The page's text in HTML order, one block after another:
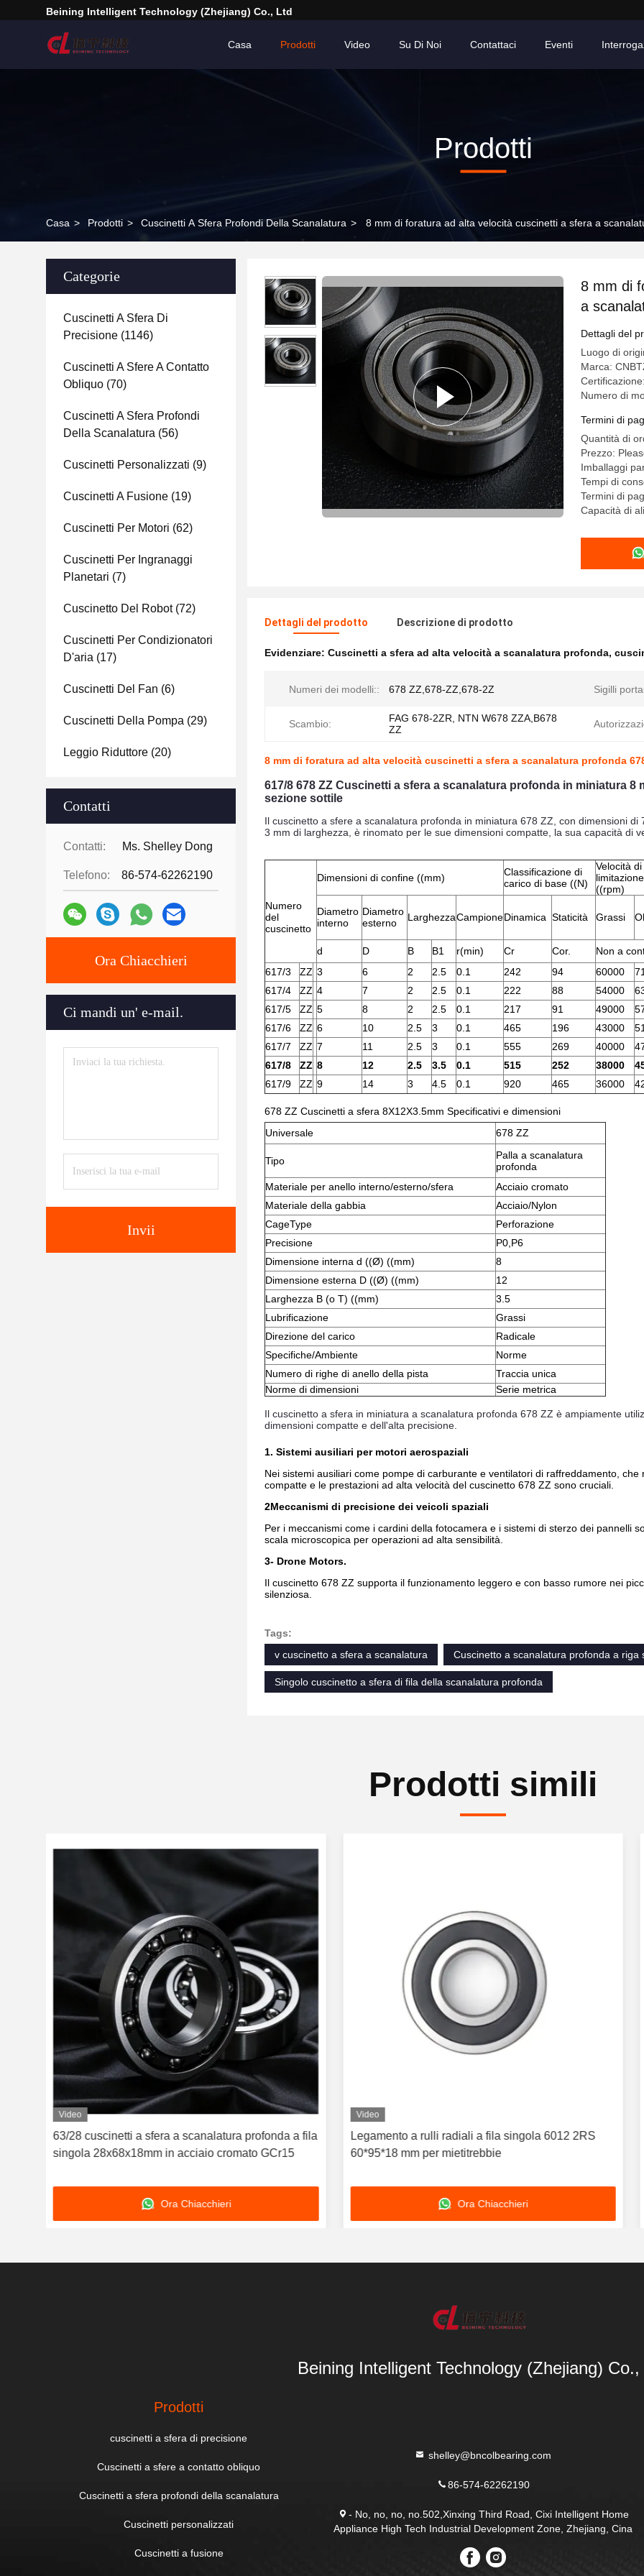
Beining Intelligent Technology (Zhejiang) Co., Ltd
Casa Prodotti Video Su Di Noi Contattaci Eventi
Prodotti
Casa > Prodotti > Cuscinetti A Sfera Profondi Della Scanalatura > 8 mm di foratura ad alta velocità cuscinetti a sfera a
Categorie
Cuscinetti A Sfera Di
Precisione (1146)
Cuscinetti A Sfere A Contatto
Obliquo (70)
Cuscinetti A Sfera Profondi
Della Scanalatura (56)
Cuscinetti Personalizzati (9)
Cuscinetti A Fusione (19)
Cuscinetti Per Motori (62)
Cuscinetti Per Ingranaggi
Planetari (7)
Cuscinetto Del Robot(72)
Cuscinetti Per Condizionatori
D'aria (17)
Cuscinetti Del Fan (6)
Cuscinetti Della Pompa (29)
Leggio Riduttore (20)
Contatti
Contatti: Ms. Shelley Dong
Telefono: 86-574-62262190
Ora Chiacchieri
Ci mandi un' e-mail.
Invii
8 mm di
a
Dettagli del
Luogo di
Marca:
Numero di
Termini di
Quantità di
Prezzo:
Imballaggi
Tempi di
Termini di
Capacità di
Dettagli del prodotto Descrizione di prodotto
Evidenziare: Cuscinetti a sfera ad alta velocità a scanalatura profonda,
Numeri dei modelli:: 678 ZZ,678-ZZ,678-2Z Sigilli
Scambio:
FAG 678-2ZR, NTN W678 ZZA,B678
ZZ
8 mm di foratura ad alta velocità cuscinetti a sfera a scanalatura profonda
617/8 678 ZZ Cuscinetti a sfera a scanalatura profonda in miniatura 8
sezione sottile
Il cuscinetto a sfere a scanalatura profonda in miniatura 678 ZZ, con dimensioni
3 mm di larghezza, è rinomato per le sue dimensioni compatte, la sua capacità di
Numero
del
cuscinetto
Dimensioni di confine ((mm)
Classificazione di
carico di base ((N)
Velocità di
limitazione
((rpm)
Diametro
interno
Diametro
esterno
LarghezzaCampioneDinamica Staticità Grassi
d D B B1 r(min) Cr Cor. Non a
617/3
ZZ 3 6 2 2.5 0.1 242 94 60000
617/4
ZZ 4 7 2 2.5 0.1 222 88 54000
617/5
ZZ 5 8 2 2.5 0.1 217 91 49000
617/6
ZZ 6 10 2.5 3 0.1 465 196 43000
617/7
ZZ 7 11 2.5 3 0.1 555 269 40000
617/8
ZZ 8 12 2.5 3.5 0.1 515 252 38000
617/9
ZZ 9 14 3 4.5 0.1 920 465 36000
678 ZZ Cuscinetti a sfera 8X12X3.5mm Specificativi e dimensioni
Universale
678 ZZ
Tipo
Palla a scanalatura
profonda
Materiale per anello interno/esterno/sfera
Acciaio cromato
Materiale della gabbia
Acciaio/Nylon
CageType
Perforazione
Precisione
P0,P6
Dimensione interna d ((Ø) ((mm)
8
Dimensione esterna D ((Ø) ((mm)
12
Larghezza B (o T) ((mm)
3.5
Lubrificazione
Grassi
Direzione del carico
Radicale
Specifiche/Ambiente
Norme
Numero di righe di anello della pista
Traccia unica
Norme di dimensioni
Serie metrica
Il cuscinetto a sfera in miniatura a scanalatura profonda 678 ZZ è ampiamente
dimensioni compatte e dell'alta precisione.
1. Sistemi ausiliari per motori aerospaziali
Nei sistemi ausiliari come pompe di carburante e ventilatori di raffreddamento,
compatte e le prestazioni ad alta velocità del cuscinetto 678 ZZ sono cruciali.
2Meccanismi di precisione dei veicoli spaziali
Per i meccanismi come i cardini della fotocamera e i sistemi di sterzo dei pannelli
scala microscopica per operazioni ad alta sensibilità.
3- Drone Motors.
Il cuscinetto 678 ZZ supporta il funzionamento leggero e con basso rumore nei
silenziosa.
Tags:
v cuscinetto a sfera a scanalatura
Cuscinetto a scanalatura profonda a riga
Singolo cuscinetto a sfera di fila della scanalatura profonda
Prodotti simili
Video
63/28 cuscinetti a sfera a scanalatura profonda a fila
singola 28x68x18mm in acciaio cromato GCr15
Ora Chiacchieri
Video
Legamento a rulli radiali a fila singola 6012 2RS
60*95*18 mm per mietitrebbie
Ora Chiacchieri
Beining Intelligent Technology (Zhejiang) Co.,
Prodotti
cuscinetti a sfera di precisione
Cuscinetti a sfere a contatto obliquo
Cuscinetti a sfera profondi della scanalatura
Cuscinetti personalizzati
Cuscinetti a fusione
shelley@bncolbearing.com
86-574-62262190
- No, no, no, no.502,Xinxing Third Road, Cixi Intelligent Home
Appliance High Tech Industrial Development Zone, Zhejiang, Cina